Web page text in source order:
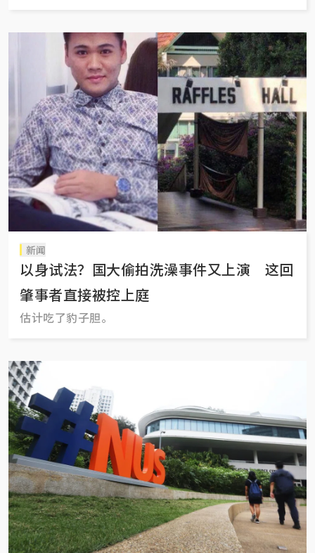
新闻
以身试法？国大偷拍洗澡事件又上演 这回
肇事者直接被控上庭
估计吃了豹子胆。